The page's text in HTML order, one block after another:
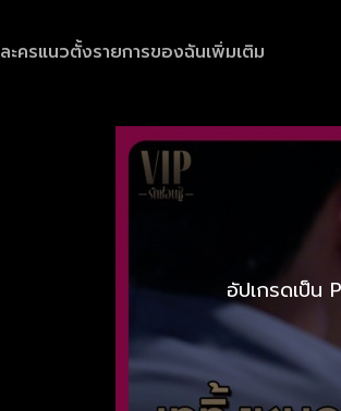
ละครแนวตั้งรายการของฉันเพิ่มเติม
อัปเกรดเป็น